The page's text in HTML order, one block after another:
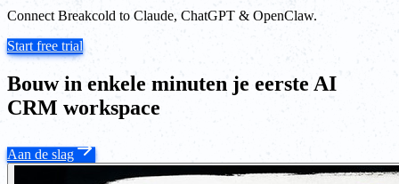
Connect Breakcold to Claude, ChatGPT & OpenClaw.
Start free trial
Bouw in enkele minuten je eerste AI
CRM workspace
Aan de slag